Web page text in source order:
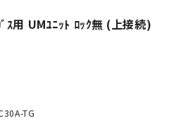
ｽ用 UMﾕﾆｯﾄ ﾛｯｸ無 (上接続)
TG